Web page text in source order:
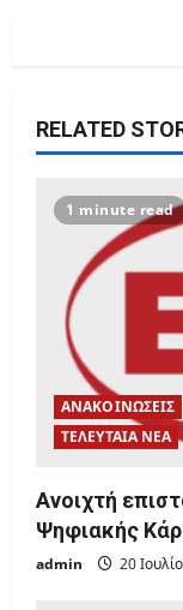
g
n
RELATED
1 minute read
ΑΝΑΚΟΙΝΩΣΕΙΣ
ΤΕΛΕΥΤΑΙΑ ΝΕΑ
Ανοιχτή
Ψηφιακής
admin 20